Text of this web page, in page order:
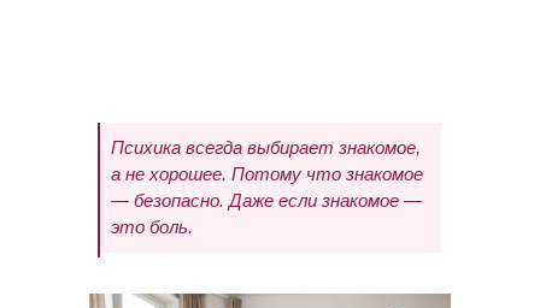
Психика всегда выбирает знакомое,
а не хорошее. Потому что знакомое
— безопасно. Даже если знакомое —
это боль.